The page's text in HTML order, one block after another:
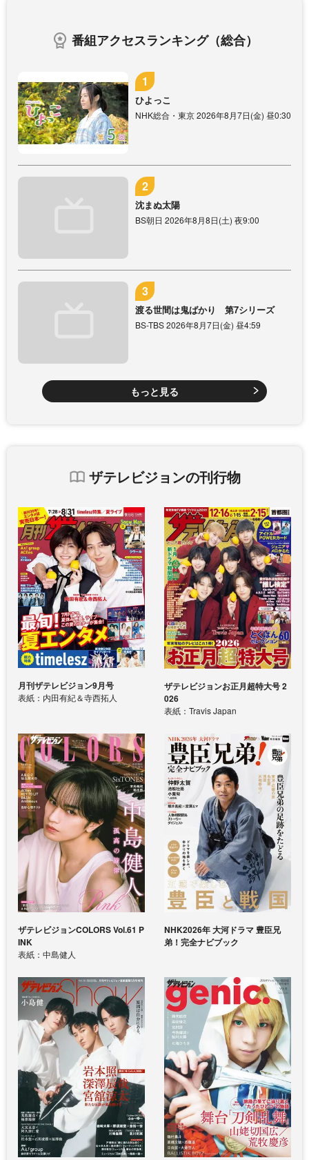
番組アクセスランキング（総合）
ひよっこ
NHK総合・東京 2026年8月7日(金) 昼0:30
沈まぬ太陽
BS朝日 2026年8月8日(土) 夜9:00
渡る世間は鬼ばかり 第7シリーズ
BS-TBS 2026年8月7日(金) 昼4:59
もっと見る
ザテレビジョンの刊行物
月刊ザテレビジョン9月号
表紙：内田有紀＆寺西拓人
ザテレビジョンお正月超特大号 2
026
表紙：Travis Japan
ザテレビジョンCOLORS Vol.61 P
INK
表紙：中島健人
NHK2026年 大河ドラマ 豊臣兄
弟！完全ナビブック